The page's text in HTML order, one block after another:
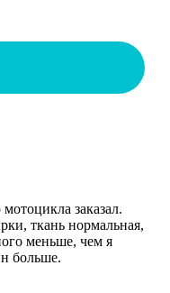
заказал.
ткань нормальная,
меньше, чем я
больше.